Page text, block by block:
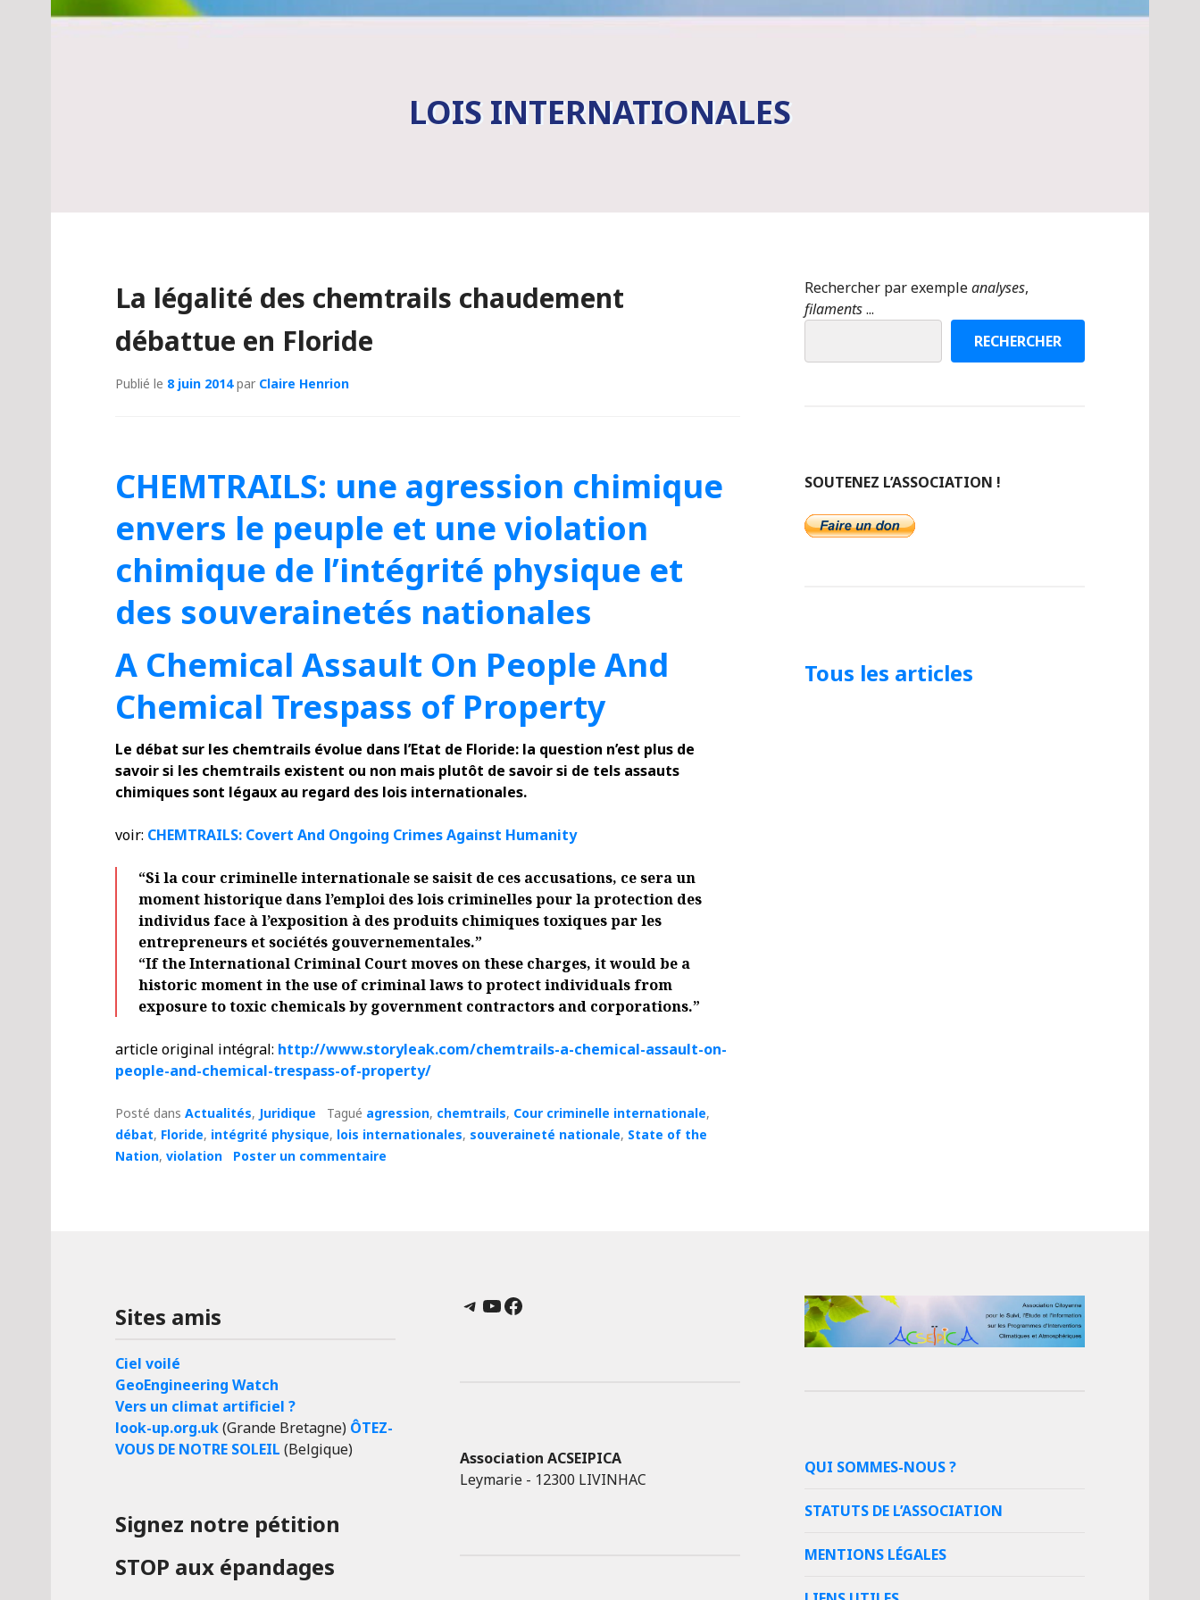
LOIS INTERNATIONALES
La légalité des chemtrails chaudement
débattue en Floride
Publié le 8 juin 2014par Claire Henrion
CHEMTRAILS: une agression chimique
envers le peuple et une violation
chimique de l’intégrité physique et
des souverainetés nationales
A Chemical Assault On People And
Chemical Trespass of Property
Le débat sur les chemtrails évolue dans l’Etat de Floride: la question n’est plus de
savoir si les chemtrails existent ou non mais plutôt de savoir si de tels assauts
chimiques sont légaux au regard des lois internationales.
voir: CHEMTRAILS: Covert And Ongoing Crimes Against Humanity
“Si la cour criminelle internationale se saisit de ces accusations, ce sera un
moment historique dans l’emploi des lois criminelles pour la protection des
individus face à l’exposition à des produits chimiques toxiques par les
entrepreneurs et sociétés gouvernementales.”
“If the International Criminal Court moves on these charges, it would be a
historic moment in the use of criminal laws to protect individuals from
exposure to toxic chemicals by government contractors and corporations.”
article original intégral: http://www.storyleak.com/chemtrails-a-chemical-assault-on-
people-and-chemical-trespass-of-property/
Posté dans Actualités, Juridique Tagué agression, chemtrails, Cour criminelle internationale,
débat, Floride, intégrité physique, lois internationales, souveraineté nationale, State of the
Nation, violation Poster un commentaire
Rechercher par exempleanalyses,
filaments...
RECHERCHER
SOUTENEZ L’ASSOCIATION !
Tous les articles
Sites amis
Ciel voilé
GeoEngineering Watch
Vers un climat artificiel ?
look-up.org.uk(Grande Bretagne) ÔTEZ-
VOUS DE NOTRE SOLEIL (Belgique)
Signez notre pétition
STOP aux épandages
Telegram
YouTube
Facebook
Association ACSEIPICA
Leymarie - 12300 LIVINHAC
QUI SOMMES-NOUS ?
STATUTS DE L’ASSOCIATION
MENTIONS LÉGALES